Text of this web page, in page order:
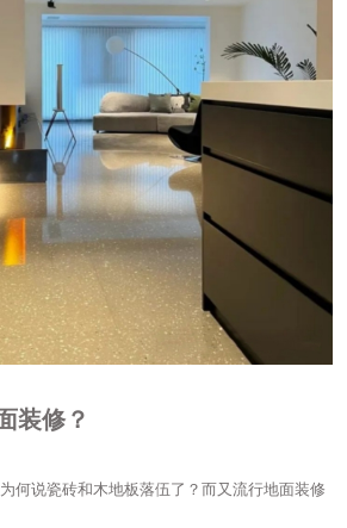
装修？
说瓷砖和木地板落伍了？而又流行地面装修